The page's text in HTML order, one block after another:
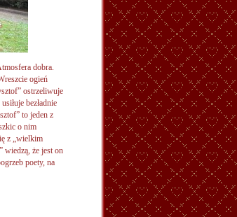
dobra.
ogień
ostrzeliwuje
bezładnie
to jeden z
o nim
z „wielkim
wiedzą, że jest on
poety, na